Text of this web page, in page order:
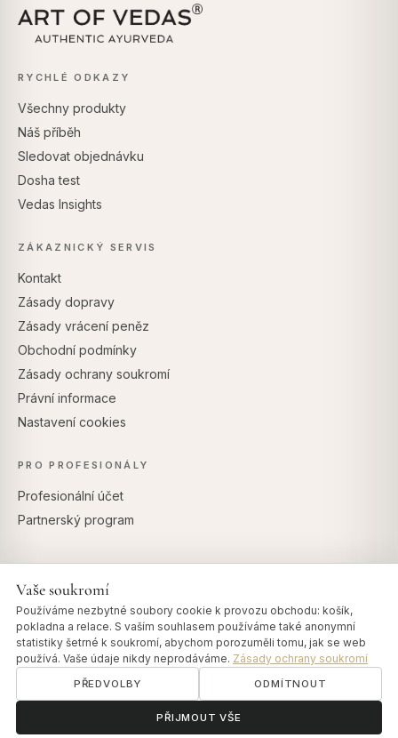
RYCHLÉ ODKAZY
Všechny produkty
Náš příběh
Sledovat objednávku
Dosha test
Vedas Insights
ZÁKAZNICKÝ SERVIS
Kontakt
Zásady dopravy
Zásady vrácení peněz
Obchodní podmínky
Zásady ochrany soukromí
Právní informace
Nastavení cookies
PRO PROFESIONÁLY
Profesionální účet
Partnerský program
ॐ
Vaše soukromí
Používáme nezbytné soubory cookie k provozu obchodu: košík,
pokladna a relace. S vaším souhlasem používáme také anonymní
statistiky šetrné k soukromí, abychom porozuměli tomu, jak se web
používá. Vaše údaje nikdy neprodáváme. Zásady ochrany soukromí
PŘEDVOLBY ODMÍTNOUT
PŘIJMOUT VŠE